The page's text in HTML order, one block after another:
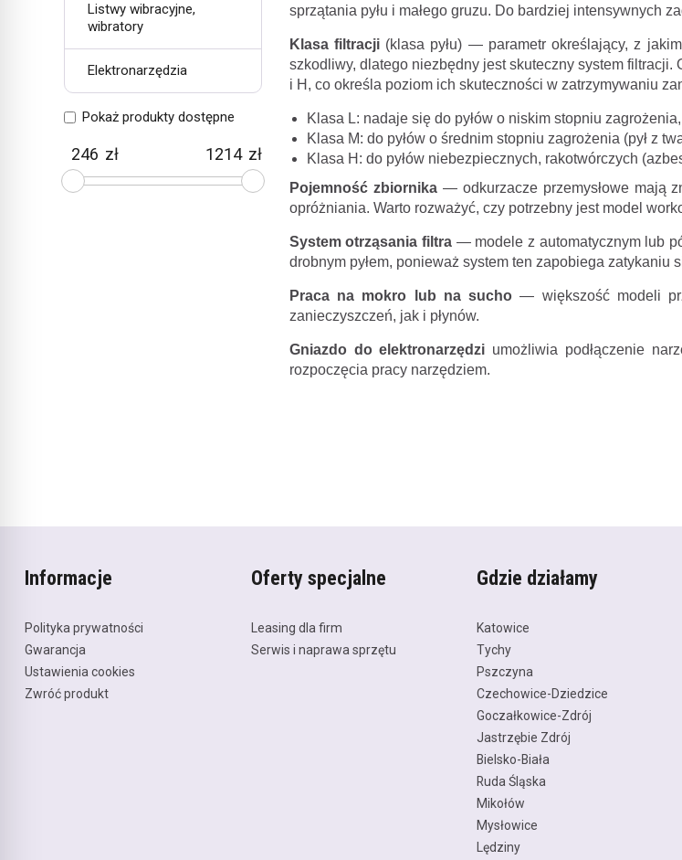
sprzątania pyłu i małego gruzu. Do bardziej intensywnych
Klasa filtracji (klasa pyłu) — parametr określający, z
szkodliwy, dlatego niezbędny jest skuteczny system filtracji.
i H, co określa poziom ich skuteczności w zatrzymywaniu
Klasa L: nadaje się do pyłów o niskim stopniu
Klasa M: do pyłów o średnim stopniu zagrożenia (pył z
Klasa H: do pyłów niebezpiecznych, rakotwórczych
Pojemność zbiornika — odkurzacze przemysłowe mają
opróżniania. Warto rozważyć, czy potrzebny jest model
System otrząsania filtra — modele z automatycznym lub
drobnym pyłem, ponieważ system ten zapobiega zatykaniu
Praca na mokro lub na sucho— większość modeli
zanieczyszczeń, jak i płynów.
Gniazdo do elektronarzędzi umożliwia podłączenie
rozpoczęcia pracy narzędziem.
Listwy wibracyjne,
wibratory
Elektronarzędzia
Pokaż produkty dostępne
zł zł
Informacje
Polityka prywatności
Gwarancja
Ustawienia cookies
Zwróć produkt
Oferty specjalne
Leasing dla firm
Serwis i naprawa sprzętu
Gdzie działamy
Katowice
Tychy
Pszczyna
Czechowice-Dziedzice
Goczałkowice-Zdrój
Jastrzębie Zdrój
Bielsko-Biała
Ruda Śląska
Mikołów
Mysłowice
Lędziny